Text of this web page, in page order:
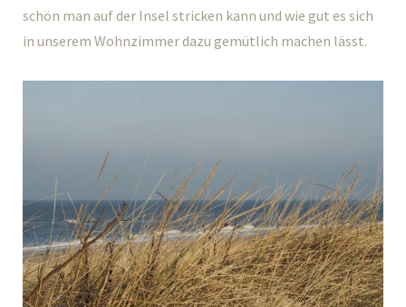
schön man auf der Insel stricken kann und wie gut es sich
in unserem Wohnzimmer dazu gemütlich machen lässt.